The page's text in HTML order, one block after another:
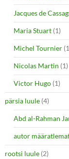
Jacques de
Maria Stuart (1)
Michel Tournier
Nicolas Martin (1)
Victor Hugo (1)
pärsia luule (4)
Abd al-Rahman
autor
rootsi luule (2)